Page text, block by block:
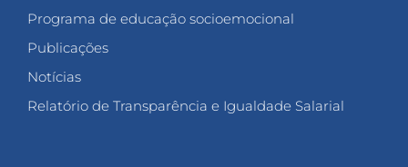
Programa de educação socioemocional
Publicações
Notícias
Relatório de Transparência e Igualdade Salarial